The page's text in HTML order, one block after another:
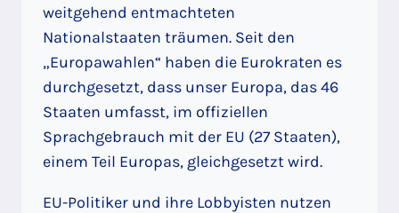
weitgehend entmachteten
Nationalstaaten träumen. Seit den
„Europawahlen“ haben die Eurokraten es
durchgesetzt, dass unser Europa, das 46
Staaten umfasst, im offiziellen
Sprachgebrauch mit der EU (27 Staaten),
einem Teil Europas, gleichgesetzt wird.
EU-Politiker und ihre Lobbyisten nutzen